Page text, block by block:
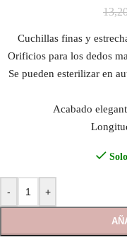
Cuchillas finas y
Orificios para los dedos
Se pueden esterilizar en
Acabado
- +